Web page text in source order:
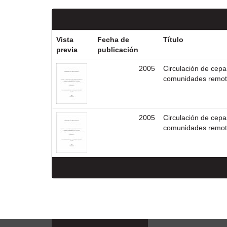
Vista
previa
Fecha de
publicación
Título
2005
Circulación de
comunidades
2005
Circulación de
comunidades